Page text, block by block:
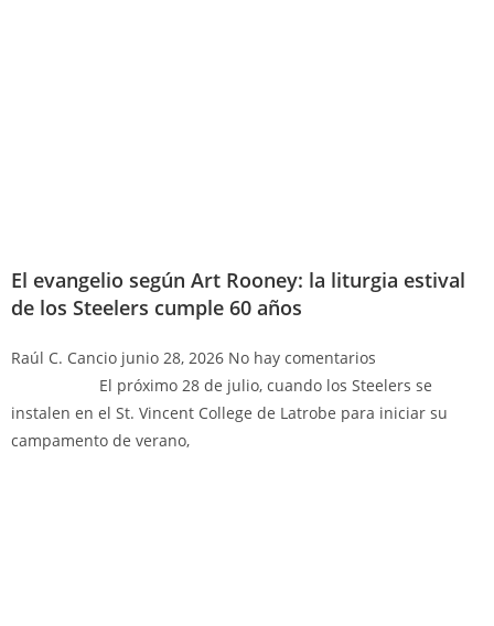
El evangelio según Art Rooney: la liturgia estival
de los Steelers cumple 60 años
Raúl C. Cancio junio 28, 2026 No hay comentarios
El próximo 28 de julio, cuando los Steelers se
instalen en el St. Vincent College de Latrobe para iniciar su
campamento de verano,